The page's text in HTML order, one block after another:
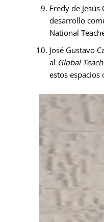
Fredy de
desarrollo
National
José Gustavo
al Global
estos espacios